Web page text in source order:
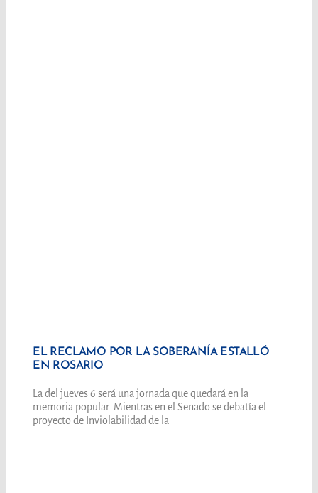
EL RECLAMO POR LA SOBERANÍA ESTALLÓ
EN ROSARIO
La del jueves 6 será una jornada que quedará en la
memoria popular. Mientras en el Senado se debatía el
proyecto de Inviolabilidad de la